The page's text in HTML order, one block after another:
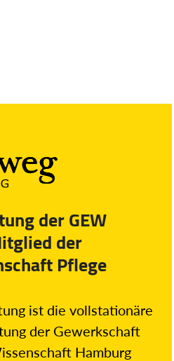
der GEW
der
Pflege
ist die vollstationäre
der Gewerkschaft
Hamburg